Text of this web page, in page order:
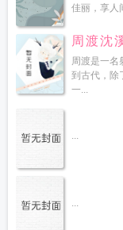
佳丽，享人
周渡沈
周渡是一名
到古代，除
一...
...
...